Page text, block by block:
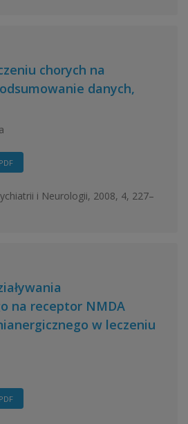
chorych na
danych,
i Neurologii, 2008, 4, 227–
na receptor NMDA
w leczeniu